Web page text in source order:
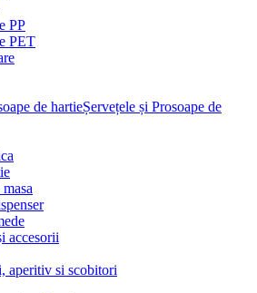
PP
PET
Șervețele și Prosoape de
accesorii
aperitiv si scobitori